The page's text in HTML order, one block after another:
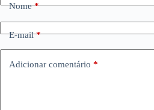
Nome*
E-mail*
Adicionar comentário *